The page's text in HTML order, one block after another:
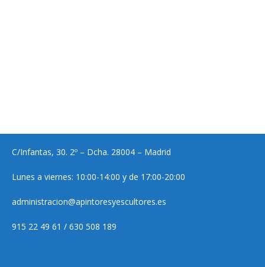
C/Infantas, 30. 2º – Dcha. 28004 – Madrid
Lunes a viernes: 10:00-14:00 y de 17:00-20:00
administracion@apintoresyescultores.es
915 22 49 61 / 630 508 189